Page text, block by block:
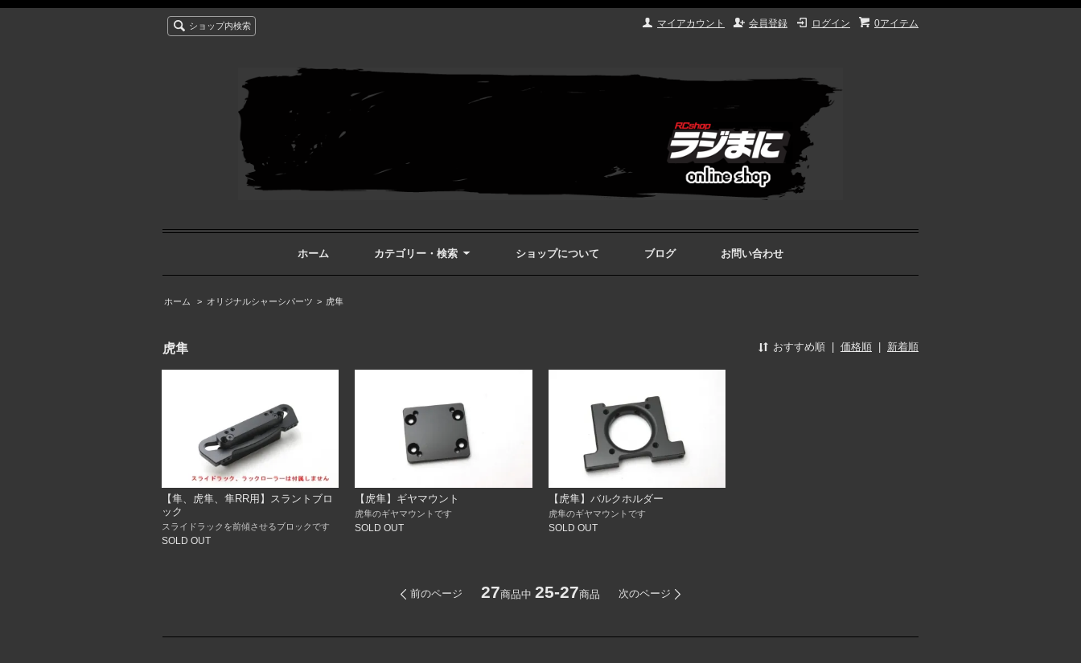
0アイテム
ログイン
会員登録
マイアカウント
ショップ内検索
ホーム カテゴリー・検索 ショップについて ブログ お問い合わせ
ホーム > オリジナルシャーシパーツ > 虎隼
虎隼 おすすめ順 価格順 新着順
【隼、虎隼、隼RR用】スラントブロ
ック
スライドラックを前傾させるブロックです
SOLD OUT
【虎隼】ギヤマウント
虎隼のギヤマウントです
SOLD OUT
【虎隼】バルクホルダー
虎隼のギヤマウントです
SOLD OUT
前のページ 27商品中 25-27商品 次のページ